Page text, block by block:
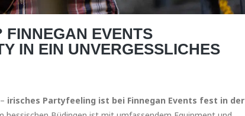
EVENTS
IN EIN UNVERGESSLICHES
irisches Partyfeeling ist bei Finnegan Events fest in der